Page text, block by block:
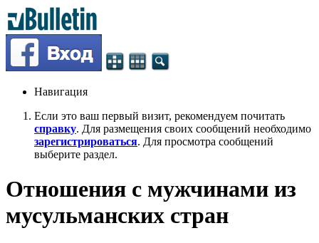
Навигация
Если это ваш первый визит, рекомендуем почитать
справку. Для размещения своих сообщений необходимо
зарегистрироваться. Для просмотра сообщений
выберите раздел.
Отношения с мужчинами из
мусульманских стран